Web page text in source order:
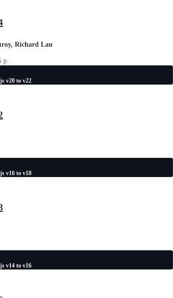
Richard Lau
р.
v20 to v22
v16 to v18
v14 to v16